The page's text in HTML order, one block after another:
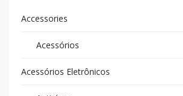
Accessories
Acessórios
Acessórios Eletrônicos